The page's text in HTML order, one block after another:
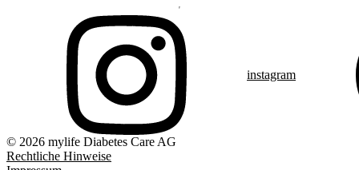
instagram
© 2026 mylife Diabetes Care AG
Rechtliche Hinweise